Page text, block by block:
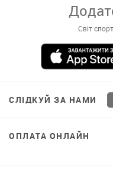
Світ
СЛІДКУЙ ЗА НАМИ
ОПЛАТА ОНЛАЙН